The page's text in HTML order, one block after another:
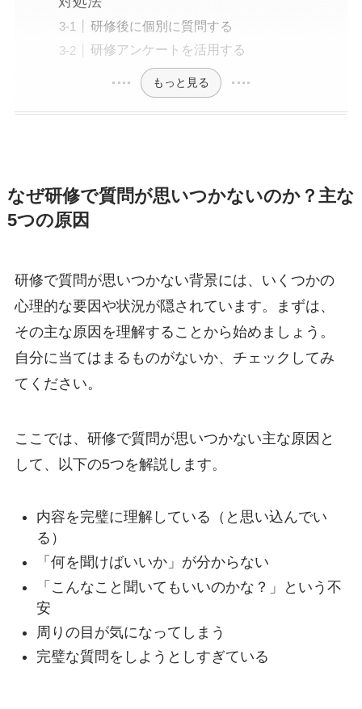
研修後に個別に質問する
研修アンケートを活用する
もっと見る
なぜ研修で質問が思いつかないのか？主な
5つの原因
研修で質問が思いつかない背景には、いくつかの
心理的な要因や状況が隠されています。まずは、
その主な原因を理解することから始めましょう。
自分に当てはまるものがないか、チェックしてみ
てください。
ここでは、研修で質問が思いつかない主な原因と
して、以下の5つを解説します。
内容を完璧に理解している（と思い込んでい
る）
「何を聞けばいいか」が分からない
「こんなこと聞いてもいいのかな？」という不
安
周りの目が気になってしまう
完璧な質問をしようとしすぎている